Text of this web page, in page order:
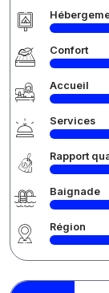
Confort
Accueil
Services
Rapport
Baignade
Région